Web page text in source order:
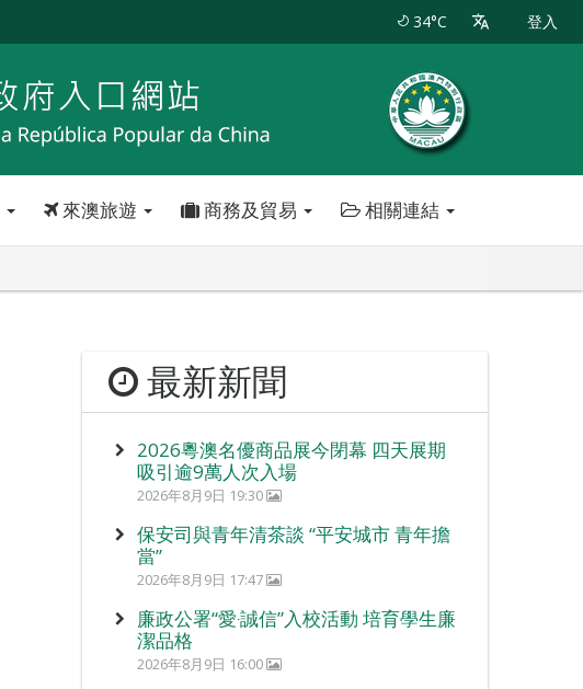
34°C 登入
來澳旅遊 商務及貿易 相關連結
最新新聞
2026粵澳名優商品展今閉幕 四天展期
吸引逾9萬人次入場
2026年8月9日 19:30
保安司與青年清茶談 “平安城市 青年擔
當”
2026年8月9日 17:47
廉政公署“愛‧誠信”入校活動 培育學生廉
潔品格
2026年8月9日 16:00